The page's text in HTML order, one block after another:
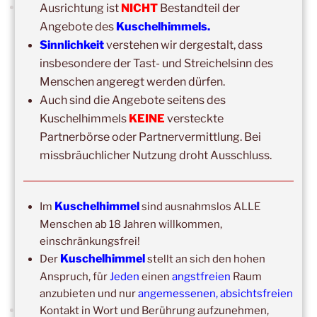
Welche Einzelsitzungslängen gibt es?
Innerhalb der ersten Stunde können drei verschiedene
PaketeKuscheln zu Zweitgebucht werden, danach
zusätzlich Pakete in Viertelstunden-Schritten. Die
Maximalzeit beträgt ungefähr 3 bis 4 Stunden. Die
erste Einzelsitzung sollte für dich 1 bis max. 2 Stunden
wegen der Intensität und der tiefgreifend neuen
Erfahrung nicht überschreiten. Die gebuchte Zeit muss
nicht von Anfang an fix feststehen und bleiben; du hast
jederzeit die Möglichkeit, spontan zu verkürzen oder
auch zu verlängern. BeiHausbesuchenentspricht die
Buchungszeit mindestens der Zeit meiner Anfahrt.
Wieviel kostet eine Einzelsitzung?
Ausrichtung ist NICHTBestandteil der
Angebote des Kuschelhimmels.
Sinnlichkeitverstehen wir dergestalt, dass
insbesondere der Tast- und Streichelsinn des
Menschen angeregt werden dürfen.
Auch sind die Angebote seitens des
Kuschelhimmels KEINE versteckte
Partnerbörse oder Partnervermittlung. Bei
missbräuchlicher Nutzung droht Ausschluss.
Im Kuschelhimmelsind ausnahmslos ALLE
Menschen ab 18 Jahren willkommen,
einschränkungsfrei!
Der Kuschelhimmelstellt an sich den hohen
Anspruch, fürJeden einen angstfreien Raum
anzubieten und nurangemessenen, absichtsfreien
Kontakt in Wort und Berührung aufzunehmen,